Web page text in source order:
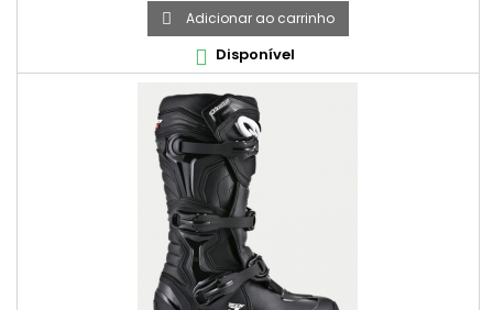
 Adicionar ao carrinho
 Disponível